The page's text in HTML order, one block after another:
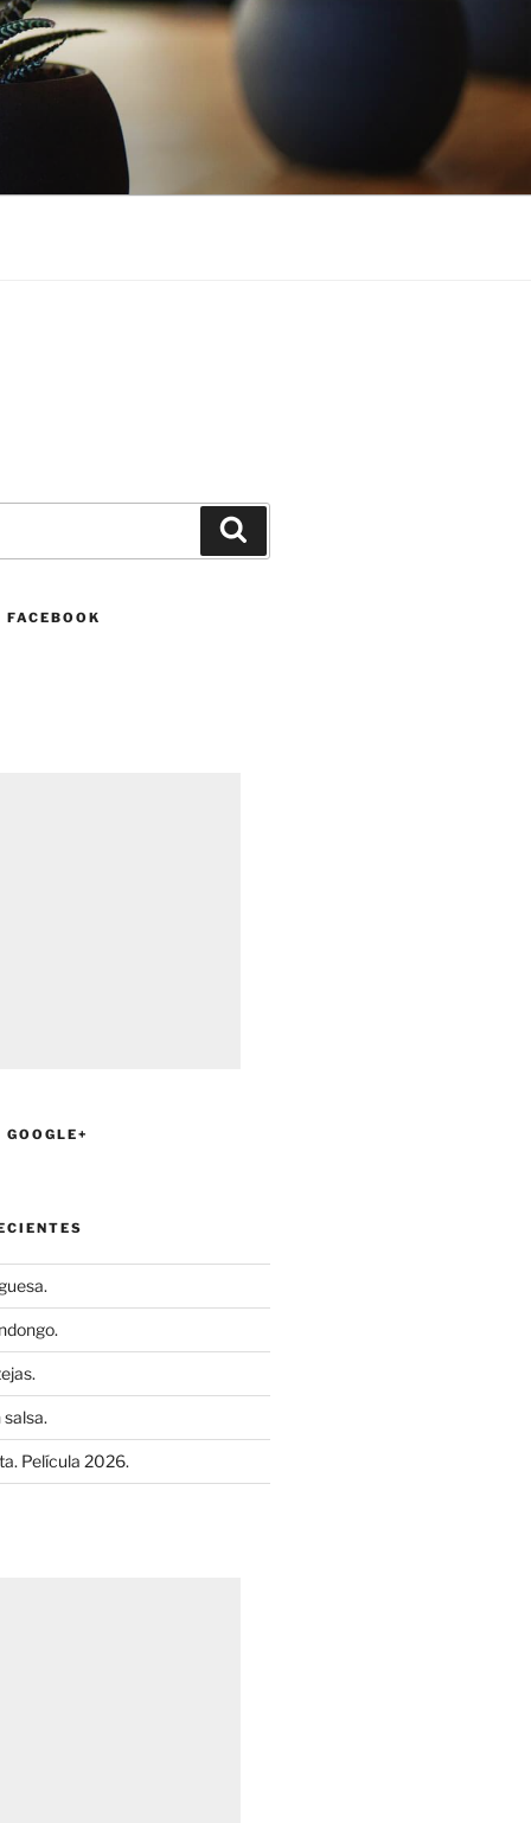
FACEBOOK
Película 2026.